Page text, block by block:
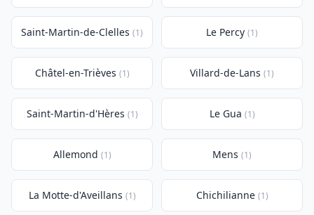
Saint-Martin-de-Clelles (1) Le Percy (1)
Châtel-en-Trièves (1) Villard-de-Lans (1)
Saint-Martin-d'Hères (1) Le Gua (1)
Allemond (1) Mens (1)
La Motte-d'Aveillans (1) Chichilianne (1)